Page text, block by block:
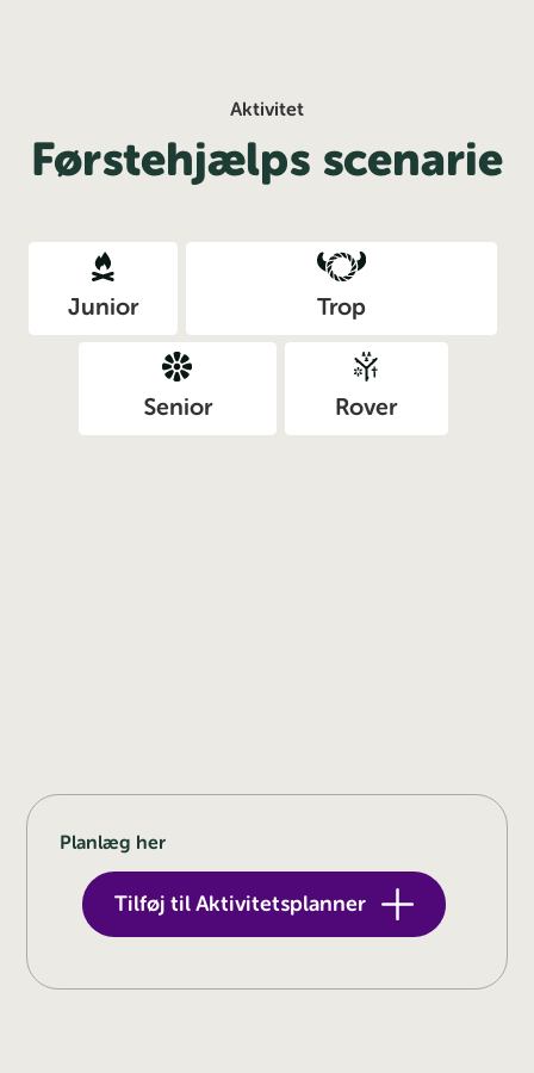
Aktivitet
Førstehjælps scenarie
Junior Trop
Senior Rover
Planlæg her
Tilføj til Aktivitetsplanner